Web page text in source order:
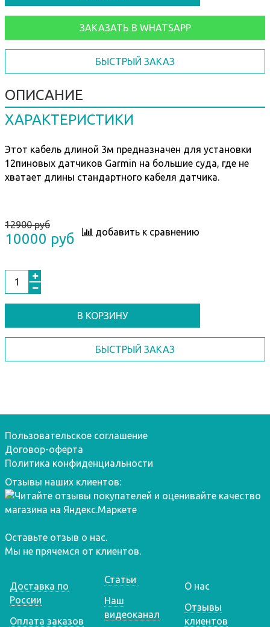
ЗАКАЗАТЬ В WHATSAPP
БЫСТРЫЙ ЗАКАЗ
ОПИСАНИЕ
ХАРАКТЕРИСТИКИ
Этот кабель длиной 3м предназначен для установки
12пиновых датчиков Garmin на большие суда, где не
хватает длины стандартного кабеля датчика.
12900 руб
10000 руб добавить к сравнению
В КОРЗИНУ
БЫСТРЫЙ ЗАКАЗ
Пользовательское соглашение
Договор-оферта
Политика конфиденциальности
Отзывы наших клиентов:
Оставьте отзыв о нас.
Мы не прячемся от клиентов.
Доставка по
России
Оплата заказов
Статьи
Наш
видеоканал
О нас
Отзывы
клиентов